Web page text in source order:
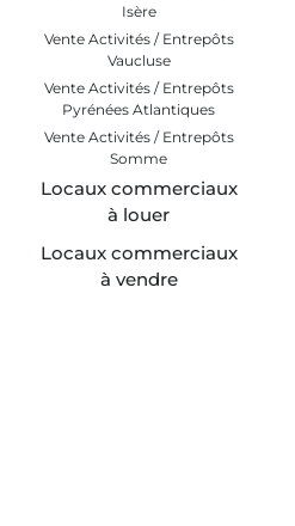
Isère
Vente Activités / Entrepôts
Vaucluse
Vente Activités / Entrepôts
Pyrénées Atlantiques
Vente Activités / Entrepôts
Somme
Locaux commerciaux
à louer
Locaux commerciaux
à vendre